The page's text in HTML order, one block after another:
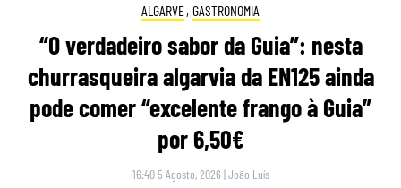
ALGARVE, GASTRONOMIA
“O verdadeiro sabor da Guia”: nesta
churrasqueira algarvia da EN125 ainda
pode comer “excelente frango à Guia”
por 6,50€
16:40 5 Agosto, 2026 |João Luís